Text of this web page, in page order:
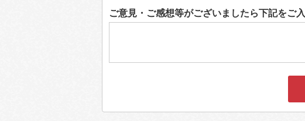
ご意見・ご感想等がございましたら下記をご